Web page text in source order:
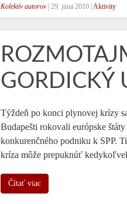
Kolektív autorov| 29. júna 2010 Aktivity
GORDICKÝ
Týždeň po konci plynovej krízy
Budapešti rokovali európske
konkurenčného podniku k SPP.
kríza môže prepuknúť
Čítať viac